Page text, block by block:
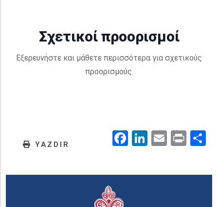
Σχετικοί προορισμοί
Εξερευνήστε και μάθετε περισσότερα για σχετικούς
προορισμούς.
YAZDIR Facebook
LinkedIn
EmailPrint